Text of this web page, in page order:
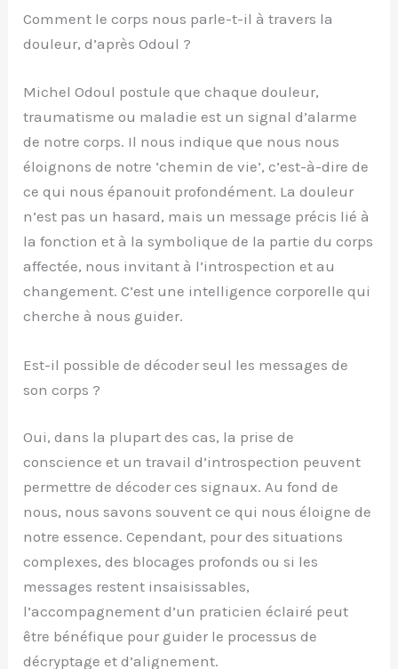
Comment le corps nous parle-t-il à travers la
douleur, d’après Odoul ?
Michel Odoul postule que chaque douleur,
traumatisme ou maladie est un signal d’alarme
de notre corps. Il nous indique que nous nous
éloignons de notre ‘chemin de vie’, c’est-à-dire de
ce qui nous épanouit profondément. La douleur
n’est pas un hasard, mais un message précis lié à
la fonction et à la symbolique de la partie du corps
affectée, nous invitant à l’introspection et au
changement. C’est une intelligence corporelle qui
cherche à nous guider.
Est-il possible de décoder seul les messages de
son corps ?
Oui, dans la plupart des cas, la prise de
conscience et un travail d’introspection peuvent
permettre de décoder ces signaux. Au fond de
nous, nous savons souvent ce qui nous éloigne de
notre essence. Cependant, pour des situations
complexes, des blocages profonds ou si les
messages restent insaisissables,
l’accompagnement d’un praticien éclairé peut
être bénéfique pour guider le processus de
décryptage et d’alignement.